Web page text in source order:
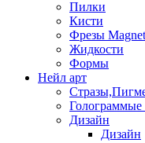
Пилки
Кисти
Фрезы
Жидкости
Формы
Нейл арт
Голограммые
Дизайн
Дизайн